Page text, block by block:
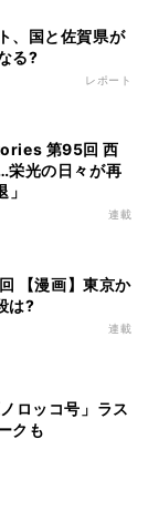
、国と佐賀県が
る?
レポート
第95回 西
栄光の日々が再
連載
【漫画】東京か
は?
連載
ロッコ号」ラス
クも